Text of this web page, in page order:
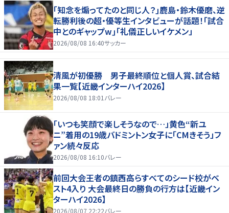
｢知念を煽ってたのと同じ人？｣鹿島・鈴木優磨、逆
転勝利後の超・優等生インタビューが話題！｢試合
中とのギャップw｣｢礼儀正しいイケメン」
2026/08/08 16:40サッカー
清風が初優勝 男子最終順位と個人賞、試合結
果一覧【近畿インターハイ2026】
2026/08/08 18:01 バレー
「いつも笑顔で楽しそうなので…」黄色“新ユ
ニ”着用の19歳バドミントン女子に「CMきそう」フ
ァン続々反応
2026/08/08 16:10バレー
前回大会王者の鎮西高らすべてのシード校がベ
スト4入り 大会最終日の勝負の行方は【近畿イン
ターハイ2026】
2026/08/07 22:22バレー